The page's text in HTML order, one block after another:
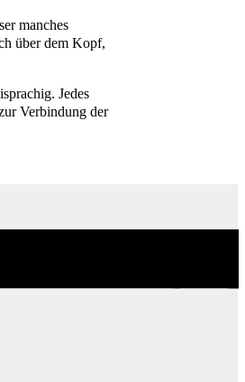
manches
über dem Kopf,
Jedes
Verbindung der